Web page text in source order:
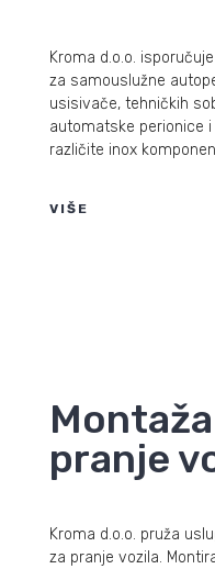
Kroma d.o.o.
za samouslužne
usisivače, tehničkih
automatske perionice i
različite inox
VIŠE
pranje
Kroma d.o.o. pruža
za pranje vozila.